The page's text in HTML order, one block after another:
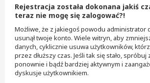
Rejestracja została dokonana jakiś
teraz nie mogę się zalogować?!
Możliwe, że z jakiegoś powodu administrator
usunął twoje konto. Wiele witryn, aby
danych, cyklicznie usuwa użytkowników,
przez dłuższy czas. Jeśli tak się stało,
ponownie i bądź bardziej aktywnym i
dyskusje użytkownikiem.